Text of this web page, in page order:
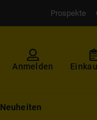
Prospekte
Anmelden
Neuheiten